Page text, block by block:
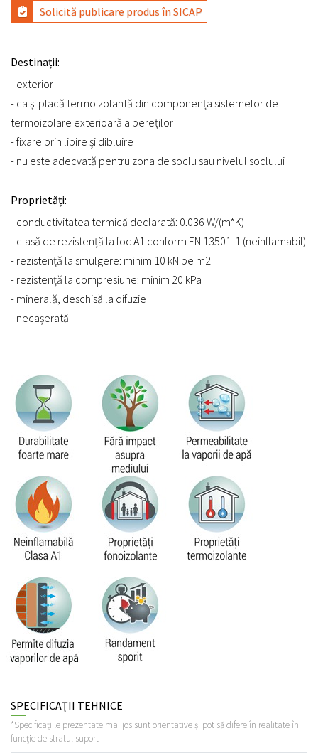
Solicită publicare produs în SICAP
Destinații:
- exterior
- ca și placă termoizolantă din componența sistemelor de
termoizolare exterioară a pereților
- fixare prin lipire și dibluire
- nu este adecvată pentru zona de soclu sau nivelul soclului
Proprietăți:
- conductivitatea termică declarată: 0.036 W/(m*K)
- clasă de rezistență la foc A1 conform EN 13501-1 (neinflamabil)
- rezistență la smulgere: minim 10 kN pe m2
- rezistență la compresiune: minim 20 kPa
- minerală, deschisă la difuzie
- necașerată
SPECIFICAȚII TEHNICE
*Specificațiile prezentate mai jos sunt orientative și pot să difere în realitate în
funcție de stratul suport